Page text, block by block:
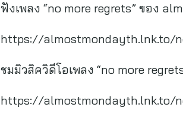
ฟังเพลง “no more regrets” ของ
https://almostmondayth.lnk.to/
ชมมิวสิควิดีโอเพลง “no more
https://almostmondayth.lnk.to/